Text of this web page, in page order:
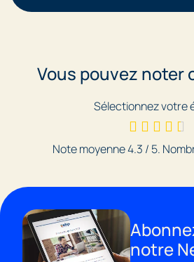
Vous pouvez noter
Sélectionnez votre
Note moyenne4.3 / 5.
notre